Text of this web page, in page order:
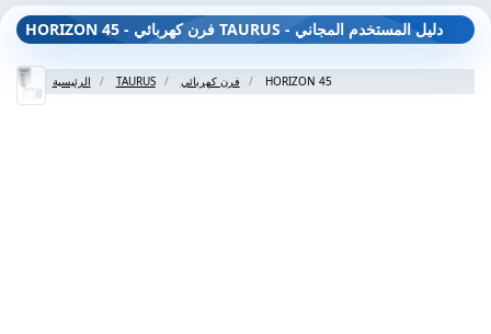
HORIZON 45 - فرن كهربائي TAURUS - دليل المستخدم المجاني
الرئيسية TAURUS فرن كهربائي HORIZON 45